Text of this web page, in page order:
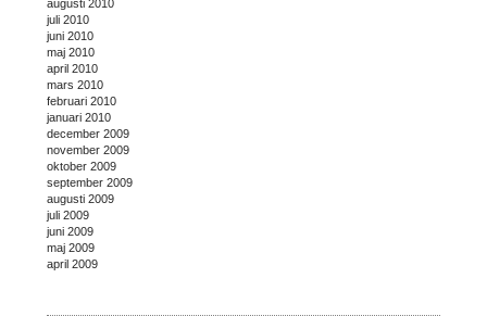
augusti 2010
juli 2010
juni 2010
maj 2010
april 2010
mars 2010
februari 2010
januari 2010
december 2009
november 2009
oktober 2009
september 2009
augusti 2009
juli 2009
juni 2009
maj 2009
april 2009